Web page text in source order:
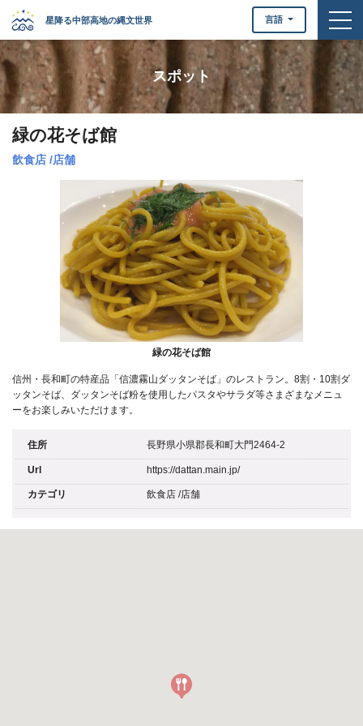
星降る中部高地の縄文世界 言語
スポット
緑の花そば館
飲食店 /店舗
緑の花そば館
信州・長和町の特産品「信濃霧山ダッタンそば」のレストラン。8割・10割ダ
ッタンそば、ダッタンそば粉を使用したパスタやサラダ等さまざまなメニュ
ーをお楽しみいただけます。
住所 長野県小県郡長和町大門2464-2
Url https://dattan.main.jp/
カテゴリ 飲食店 /店舗